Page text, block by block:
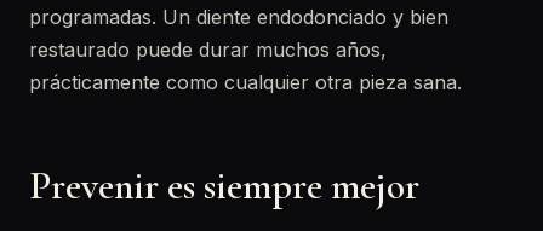
programadas. Un diente endodonciado y bien
restaurado puede durar muchos años,
prácticamente como cualquier otra pieza sana.
Prevenir es siempre mejor